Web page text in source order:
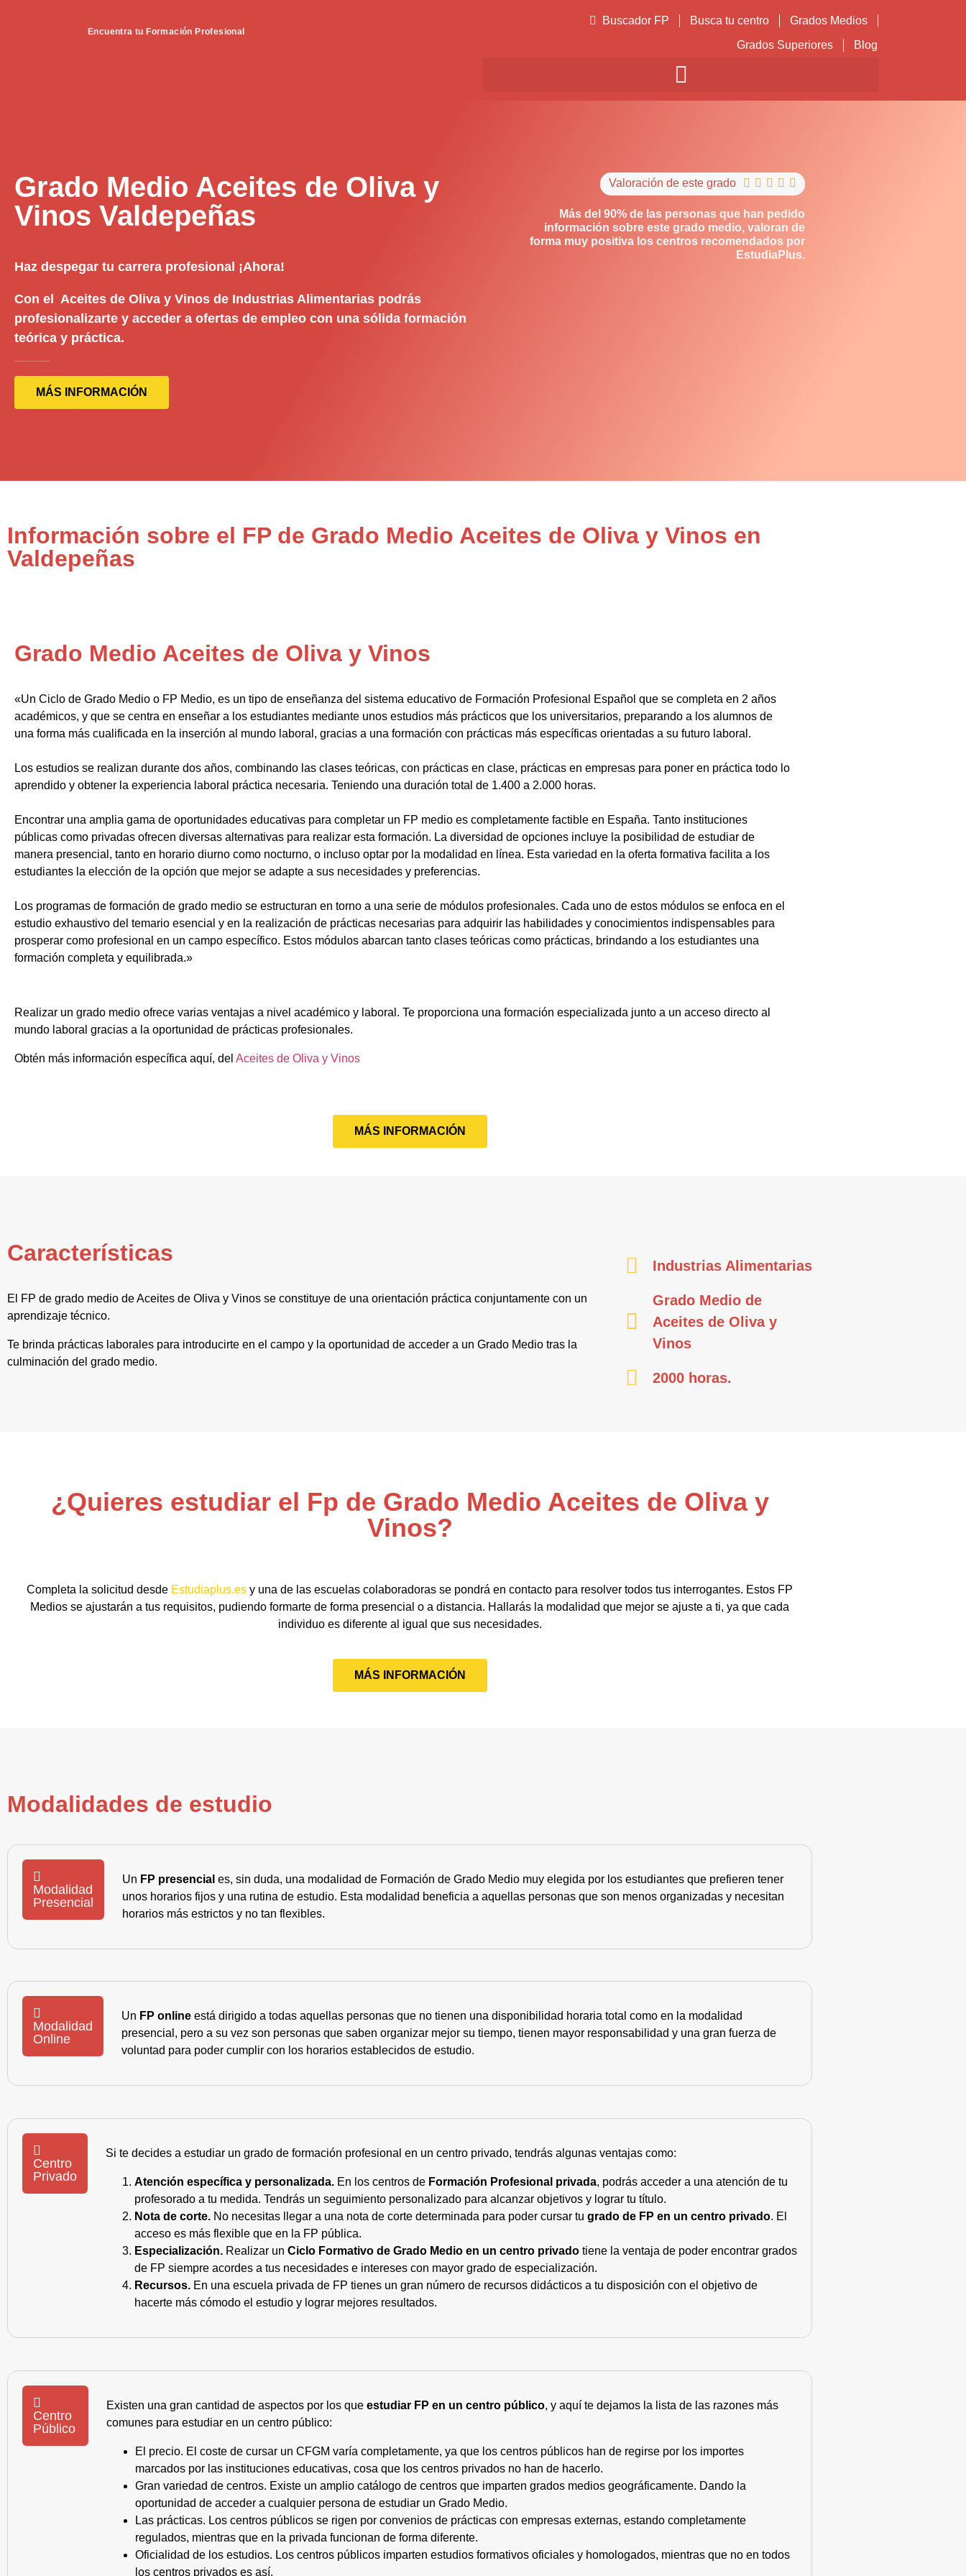
Encuentra tu Formación Profesional
Buscador FP Busca tu centro
Grados Medios
Grados Superiores
Blog
Grado Medio Aceites de Oliva y
Vinos Valdepeñas
Haz despegar tu carrera profesional ¡Ahora!
Con el Aceites de Oliva y Vinos de Industrias Alimentarias podrás
profesionalizarte y acceder a ofertas de empleo con una sólida formación
teórica y práctica.
MÁS INFORMACIÓN
Valoración de este grado     
Más del 90% de las personas que han pedido
información sobre este grado medio, valoran de
forma muy positiva los centros recomendados por
EstudiaPlus.
Información sobre el FP de Grado Medio Aceites de Oliva y Vinos en
Valdepeñas
Grado Medio Aceites de Oliva y Vinos
«Un Ciclo de Grado Medio o FP Medio, es un tipo de enseñanza del sistema educativo de Formación Profesional Español que se completa en 2 años
académicos, y que se centra en enseñar a los estudiantes mediante unos estudios más prácticos que los universitarios, preparando a los alumnos de
una forma más cualificada en la inserción al mundo laboral, gracias a una formación con prácticas más específicas orientadas a su futuro laboral.
Los estudios se realizan durante dos años, combinando las clases teóricas, con prácticas en clase, prácticas en empresas para poner en práctica todo lo
aprendido y obtener la experiencia laboral práctica necesaria. Teniendo una duración total de 1.400 a 2.000 horas.
Encontrar una amplia gama de oportunidades educativas para completar un FP medio es completamente factible en España. Tanto instituciones
públicas como privadas ofrecen diversas alternativas para realizar esta formación. La diversidad de opciones incluye la posibilidad de estudiar de
manera presencial, tanto en horario diurno como nocturno, o incluso optar por la modalidad en línea. Esta variedad en la oferta formativa facilita a los
estudiantes la elección de la opción que mejor se adapte a sus necesidades y preferencias.
Los programas de formación de grado medio se estructuran en torno a una serie de módulos profesionales. Cada uno de estos módulos se enfoca en el
estudio exhaustivo del temario esencial y en la realización de prácticas necesarias para adquirir las habilidades y conocimientos indispensables para
prosperar como profesional en un campo específico. Estos módulos abarcan tanto clases teóricas como prácticas, brindando a los estudiantes una
formación completa y equilibrada.»
Realizar un grado medio ofrece varias ventajas a nivel académico y laboral. Te proporciona una formación especializada junto a un acceso directo al
mundo laboral gracias a la oportunidad de prácticas profesionales.
Obtén más información específica aquí, del Aceites de Oliva y Vinos
MÁS INFORMACIÓN
Características
El FP de grado medio de Aceites de Oliva y Vinos se constituye de una orientación práctica conjuntamente con un
aprendizaje técnico.
Te brinda prácticas laborales para introducirte en el campo y la oportunidad de acceder a un Grado Medio tras la
culminación del grado medio.
Industrias Alimentarias
Grado Medio de
Aceites de Oliva y
Vinos
2000 horas.
¿Quieres estudiar el Fp de Grado Medio Aceites de Oliva y
Vinos?
Completa la solicitud desde Estudiaplus.es y una de las escuelas colaboradoras se pondrá en contacto para resolver todos tus interrogantes. Estos FP
Medios se ajustarán a tus requisitos, pudiendo formarte de forma presencial o a distancia. Hallarás la modalidad que mejor se ajuste a ti, ya que cada
individuo es diferente al igual que sus necesidades.
MÁS INFORMACIÓN
Modalidades de estudio
Modalidad
Presencial
Un FP presencial es, sin duda, una modalidad de Formación de Grado Medio muy elegida por los estudiantes que prefieren tener
unos horarios fijos y una rutina de estudio. Esta modalidad beneficia a aquellas personas que son menos organizadas y necesitan
horarios más estrictos y no tan flexibles.
Modalidad
Online
Un FP online está dirigido a todas aquellas personas que no tienen una disponibilidad horaria total como en la modalidad
presencial, pero a su vez son personas que saben organizar mejor su tiempo, tienen mayor responsabilidad y una gran fuerza de
voluntad para poder cumplir con los horarios establecidos de estudio.
Centro
Privado
Si te decides a estudiar un grado de formación profesional en un centro privado, tendrás algunas ventajas como:
Atención específica y personalizada. En los centros de Formación Profesional privada, podrás acceder a una atención de tu
profesorado a tu medida. Tendrás un seguimiento personalizado para alcanzar objetivos y lograr tu título.
Nota de corte. No necesitas llegar a una nota de corte determinada para poder cursar tu grado de FP en un centro privado. El
acceso es más flexible que en la FP pública.
Especialización. Realizar un Ciclo Formativo de Grado Medio en un centro privado tiene la ventaja de poder encontrar grados
de FP siempre acordes a tus necesidades e intereses con mayor grado de especialización.
Recursos. En una escuela privada de FP tienes un gran número de recursos didácticos a tu disposición con el objetivo de
hacerte más cómodo el estudio y lograr mejores resultados.
Centro
Público
Existen una gran cantidad de aspectos por los queestudiar FP en un centro público, y aquí te dejamos la lista de las razones más
comunes para estudiar en un centro público:
El precio. El coste de cursar un CFGM varía completamente, ya que los centros públicos han de regirse por los importes
marcados por las instituciones educativas, cosa que los centros privados no han de hacerlo.
Gran variedad de centros. Existe un amplio catálogo de centros que imparten grados medios geográficamente. Dando la
oportunidad de acceder a cualquier persona de estudiar un Grado Medio.
Las prácticas. Los centros públicos se rigen por convenios de prácticas con empresas externas, estando completamente
regulados, mientras que en la privada funcionan de forma diferente.
Oficialidad de los estudios. Los centros públicos imparten estudios formativos oficiales y homologados, mientras que no en todos
los centros privados es así.